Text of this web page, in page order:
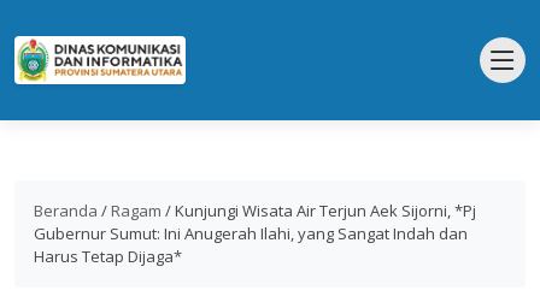
Beranda / Ragam /Kunjungi Wisata Air Terjun Aek Sijorni, *Pj
Gubernur Sumut: Ini Anugerah Ilahi, yang Sangat Indah dan
Harus Tetap Dijaga*